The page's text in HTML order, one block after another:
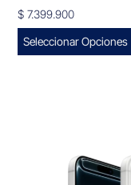
$ 7.399.900
Seleccionar Opciones